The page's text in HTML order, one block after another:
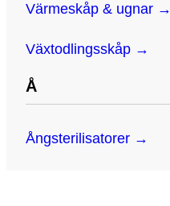
Värmeskåp & ugnar →
Växtodlingsskåp →
Å
Ångsterilisatorer →